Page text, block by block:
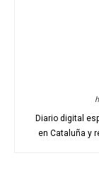
Diario digital
en Cataluña y